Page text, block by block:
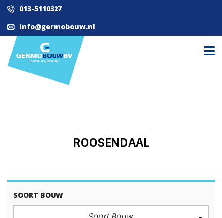
013-5110327
info@germobouw.nl
ROOSENDAAL
SOORT BOUW